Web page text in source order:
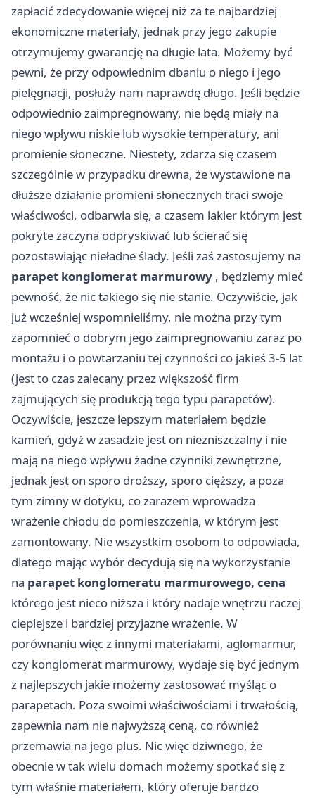
zapłacić zdecydowanie więcej niż za te najbardziej
ekonomiczne materiały, jednak przy jego zakupie
otrzymujemy gwarancję na długie lata. Możemy być
pewni, że przy odpowiednim dbaniu o niego i jego
pielęgnacji, posłuży nam naprawdę długo. Jeśli będzie
odpowiednio zaimpregnowany, nie będą miały na
niego wpływu niskie lub wysokie temperatury, ani
promienie słoneczne. Niestety, zdarza się czasem
szczególnie w przypadku drewna, że wystawione na
dłuższe działanie promieni słonecznych traci swoje
właściwości, odbarwia się, a czasem lakier którym jest
pokryte zaczyna odpryskiwać lub ścierać się
pozostawiając nieładne ślady. Jeśli zaś zastosujemy na
parapet konglomerat marmurowy , będziemy mieć
pewność, że nic takiego się nie stanie. Oczywiście, jak
już wcześniej wspomnieliśmy, nie można przy tym
zapomnieć o dobrym jego zaimpregnowaniu zaraz po
montażu i o powtarzaniu tej czynności co jakieś 3-5 lat
(jest to czas zalecany przez większość firm
zajmujących się produkcją tego typu parapetów).
Oczywiście, jeszcze lepszym materiałem będzie
kamień, gdyż w zasadzie jest on niezniszczalny i nie
mają na niego wpływu żadne czynniki zewnętrzne,
jednak jest on sporo droższy, sporo cięższy, a poza
tym zimny w dotyku, co zarazem wprowadza
wrażenie chłodu do pomieszczenia, w którym jest
zamontowany. Nie wszystkim osobom to odpowiada,
dlatego mając wybór decydują się na wykorzystanie
na parapet konglomeratu marmurowego, cena
którego jest nieco niższa i który nadaje wnętrzu raczej
cieplejsze i bardziej przyjazne wrażenie. W
porównaniu więc z innymi materiałami, aglomarmur,
czy konglomerat marmurowy, wydaje się być jednym
z najlepszych jakie możemy zastosować myśląc o
parapetach. Poza swoimi właściwościami i trwałością,
zapewnia nam nie najwyższą ceną, co również
przemawia na jego plus. Nic więc dziwnego, że
obecnie w tak wielu domach możemy spotkać się z
tym właśnie materiałem, który oferuje bardzo